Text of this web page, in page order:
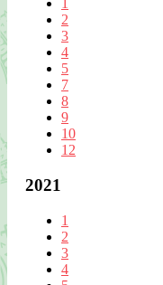
1
2
3
4
5
7
8
9
10
12
2021
1
2
3
4